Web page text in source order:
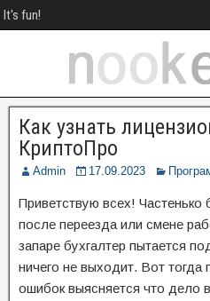
It's fun!
Как узнать
КриптоПро
Admin 17.09.2023
Приветствую всех! Частенько
после переезда или смене
запаре бухгалтер пытается
ничего не выходит. Вот тогда
ошибок выясняется что дело